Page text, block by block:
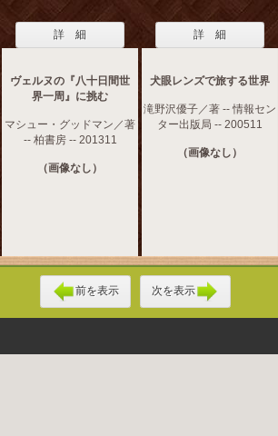
詳 細
ヴェルヌの『八十日間世
界一周』に挑む
マシュー・グッドマン／著
-- 柏書房 -- 201311
（画像なし）
詳 細
犬眼レンズで旅する世界
滝野沢優子／著 -- 情報セン
ター出版局 -- 200511
（画像なし）
前を表示 次を表示